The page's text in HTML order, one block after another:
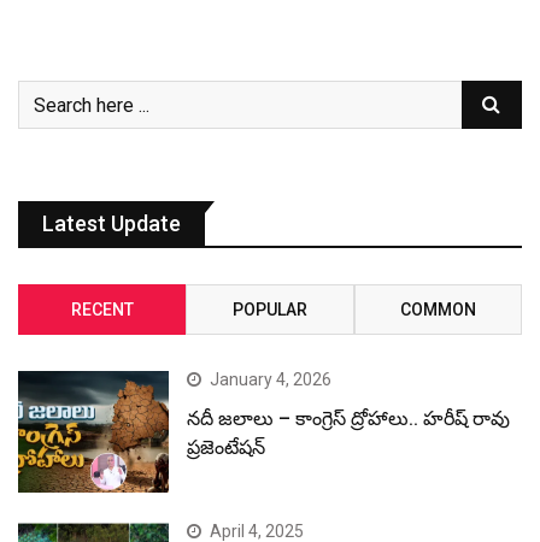
Latest Update
RECENT POPULAR COMMON
January 4, 2026
నదీ జలాలు – కాంగ్రెస్ ద్రోహాలు.. హరీష్ రావు
ప్రజెంటేషన్
April 4, 2025